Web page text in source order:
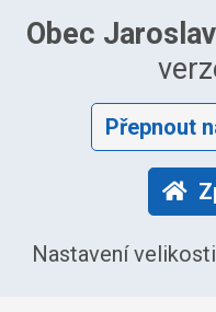
Obec
Přepnout
Nastavení